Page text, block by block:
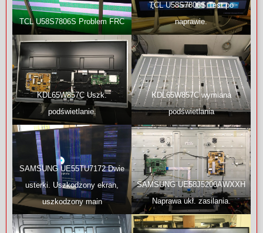
TCL U58S7806S Problem FRC
TCL U58S7806S Test po
naprawie.
KDL65W857C Uszk.
podświetlanie.
KDL65W857C wymiana
podświetlania
SAMSUNG UE55TU7172 Dwie
usterki. Uszkodzony ekran,
uszkodzony main
SAMSUNG UE58J5200AWXXH
Naprawa ukł. zasilania.